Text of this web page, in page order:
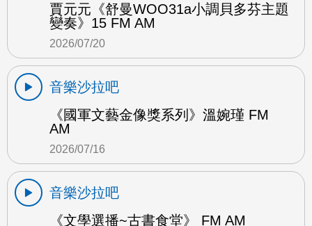
賈元元《舒曼WOO31a小調貝多芬主題
變奏》15 FM AM
2026/07/20
音樂沙拉吧
《國軍文藝金像獎系列》溫婉瑾 FM
AM
2026/07/16
音樂沙拉吧
《文學選播~古書食堂》 FM AM